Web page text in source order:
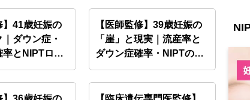
】41歳妊娠の
ダウン症・
率とNIPTロ…
【医師監修】39歳妊娠の
「崖」と現実｜流産率と
ダウン症確率・NIPTの…